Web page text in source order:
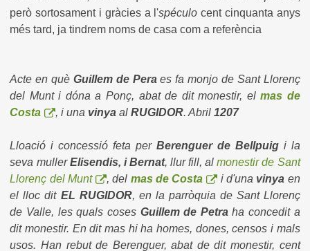
però sortosament i gràcies a l'spéculo cent cinquanta anys
més tard, ja tindrem noms de casa com a referència
Acte en què Guillem de Peraes fa monjo de Sant Llorenç
del Munt i dóna a Ponç, abat de dit monestir, elmas de
Costa
, i una vinya alRUGIDOR. Abril 1207
Lloació i concessió feta per Berenguer de Bellpuigi la
seva mullerElisendis, i Bernat, llur fill, almonestir de Sant
Llorenç del Munt
, del mas de Costa i d'una vinya en
el lloc dit EL RUGIDOR, en la parròquia de Sant Llorenç
de Valle, les quals coses Guillem de Petraha concedit a
dit monestir. En dit mas hi ha homes, dones, censos i mals
usos. Han rebut de Berenguer, abat de dit monestir, cent